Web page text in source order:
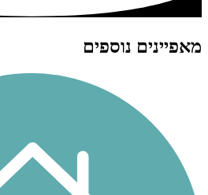
מאפיינים נוספים